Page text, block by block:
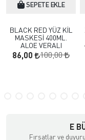
SEPETE EKLE
BLACK RED YÜZ KİL
MASKESİ 400ML.
ALOE VERALI
86,00 100,00
E
Fırsatlar ve